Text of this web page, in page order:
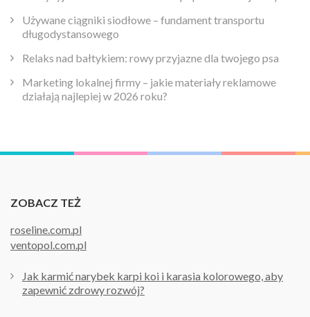
Używane ciągniki siodłowe – fundament transportu
długodystansowego
Relaks nad bałtykiem: rowy przyjazne dla twojego psa
Marketing lokalnej firmy – jakie materiały reklamowe
działają najlepiej w 2026 roku?
ZOBACZ TEŻ
roseline.com.pl
ventopol.com.pl
Jak karmić narybek karpi koi i karasia kolorowego, aby
zapewnić zdrowy rozwój?